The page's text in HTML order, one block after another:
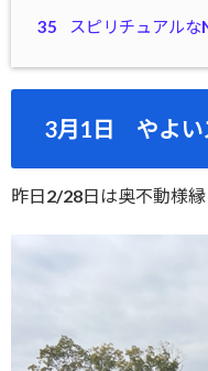
35 スピリチュアルな
3月1日 やよい
昨日2/28日は奥不動様縁